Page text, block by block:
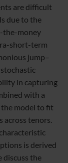
are difficult
due to the
the-money
short-term
jump–
in capturing
with a
model to fit
tenors.
is derived
discuss the